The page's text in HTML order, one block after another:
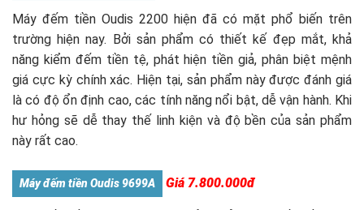
Máy đếm tiền Oudis 2200 hiện đã có mặt phổ biến trên
trường hiện nay. Bởi sản phẩm có thiết kế đẹp mắt, khả
năng kiểm đếm tiền tệ, phát hiện tiền giả, phân biệt mệnh
giá cực kỳ chính xác. Hiện tại, sản phẩm này được đánh giá
là có độ ổn định cao, các tính năng nổi bật, dễ vận hành. Khi
hư hỏng sẽ dễ thay thế linh kiện và độ bền của sản phẩm
này rất cao.
Máy đếm tiền Oudis 9699A Giá 7.800.000đ